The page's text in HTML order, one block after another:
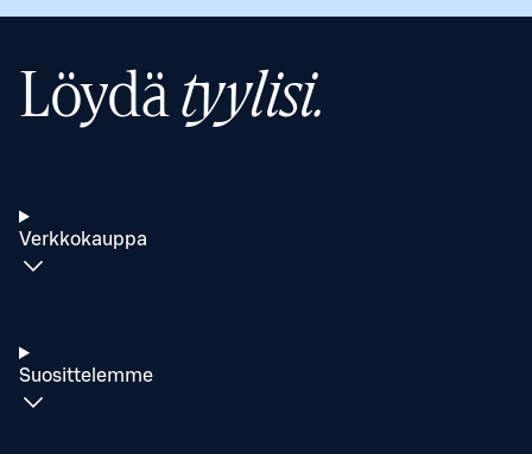
Löydätyylisi.
Verkkokauppa
Suosittelemme